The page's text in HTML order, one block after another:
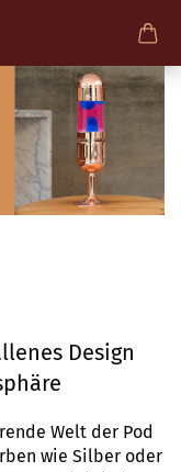
Design
Welt der Pod
wie Silber oder